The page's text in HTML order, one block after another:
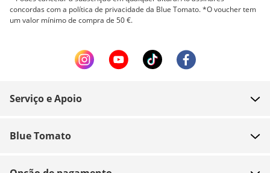
concordas com a política de privacidade da Blue Tomato. *O voucher tem
um valor mínimo de compra de 50 €.
Serviço e Apoio
Pagamento
Blue Tomato